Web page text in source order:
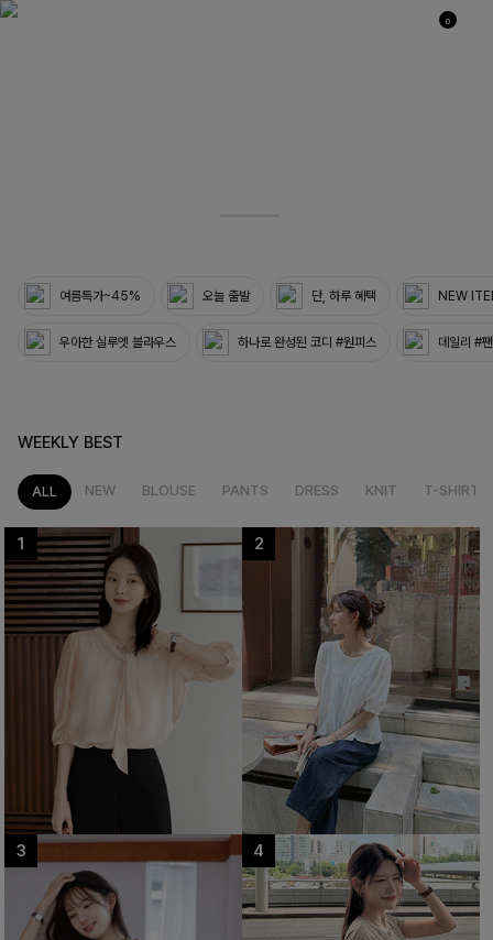
0
여름특가~45% 오늘 출발 단, 하루 혜택 NEW
우아한 실루엣 블라우스 하나로 완성된 코디 #원피스 데일리 #
WEEKLY BEST
ALL NEW BLOUSE PANTS DRESS KNIT T-SHIRT